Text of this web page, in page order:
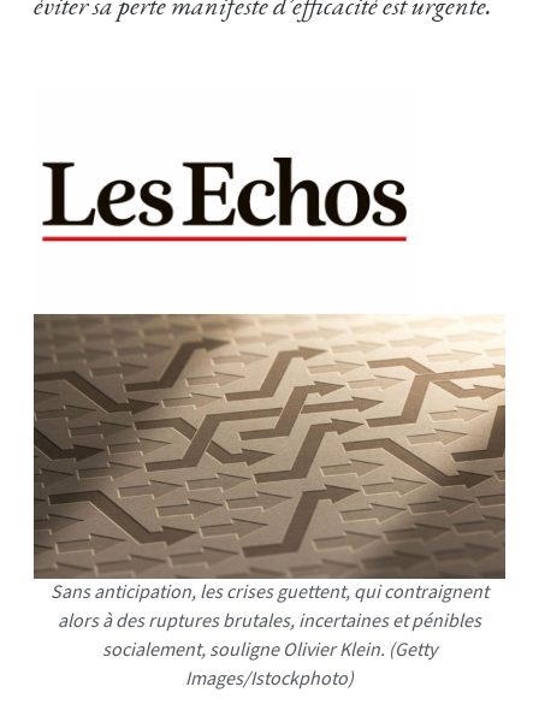
éviter sa perte manifeste d’efficacité est urgente.
Sans anticipation, les crises guettent, qui contraignent
alors à des ruptures brutales, incertaines et pénibles
socialement, souligne Olivier Klein. (Getty
Images/Istockphoto)